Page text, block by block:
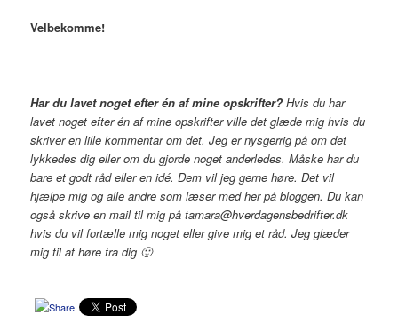
Velbekomme!
Har du lavet noget efter én af mine opskrifter? Hvis du har
lavet noget efter én af mine opskrifter ville det glæde mig hvis du
skriver en lille kommentar om det. Jeg er nysgerrig på om det
lykkedes dig eller om du gjorde noget anderledes. Måske har du
bare et godt råd eller en idé. Dem vil jeg gerne høre. Det vil
hjælpe mig og alle andre som læser med her på bloggen. Du kan
også skrive en mail til mig på tamara@hverdagensbedrifter.dk
hvis du vil fortælle mig noget eller give mig et råd. Jeg glæder
mig til at høre fra dig 🙂